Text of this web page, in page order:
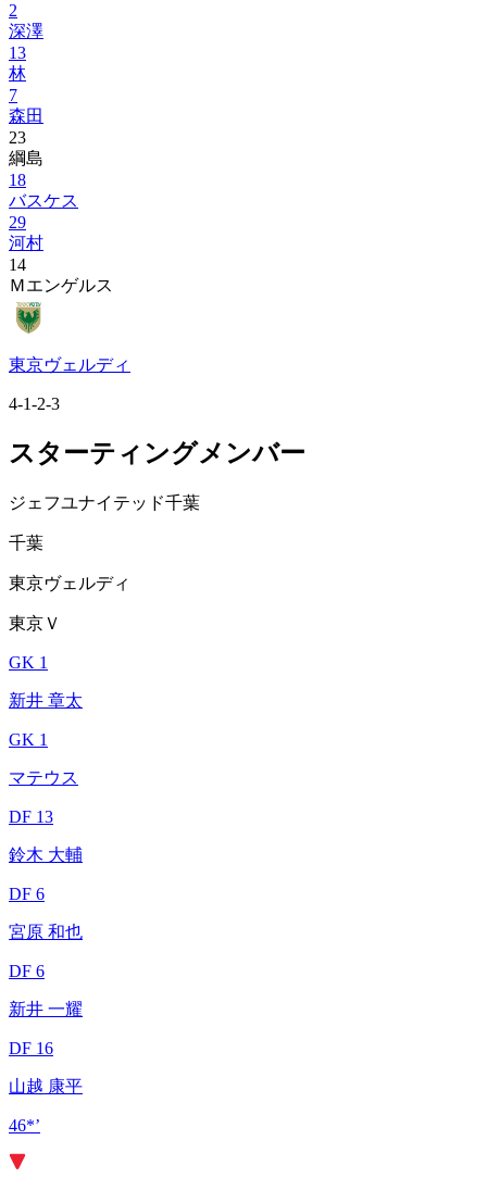
2
深澤
13
林
7
森田
23
綱島
18
バスケス
29
河村
14
Ｍエンゲルス
東京ヴェルディ
4-1-2-3
スターティングメンバー
ジェフユナイテッド千葉
千葉
東京ヴェルディ
東京Ｖ
GK 1
新井 章太
GK 1
マテウス
DF 13
鈴木 大輔
DF 6
宮原 和也
DF 6
新井 一耀
DF 16
山越 康平
46*’